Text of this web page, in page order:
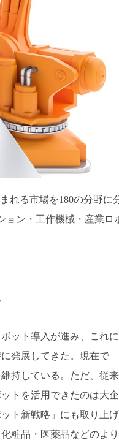
れる市場を180の分野に
ョン・工作機械・産業ロ
ット導入が進み、これに
発展してきた。現在で
持している。ただ、従来
トを活用できたのは大企
ト新戦略」にも取り上げ
粧品・医薬品などのより